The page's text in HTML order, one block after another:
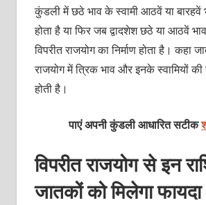
कुंडली में छठे भाव के स्वामी आठवें या बारहवें
होता है या फिर जब द्वादशेश छठे या आठवें
विपरीत राजयोग का निर्माण होता है। कहा
राजयोग में त्रिक भाव और इनके स्वामियों की
होती है।
पाएं अपनी कुंडली आधारित सटीक
विपरीत राजयोग से इन
जातकों को मिलेगा फायदा